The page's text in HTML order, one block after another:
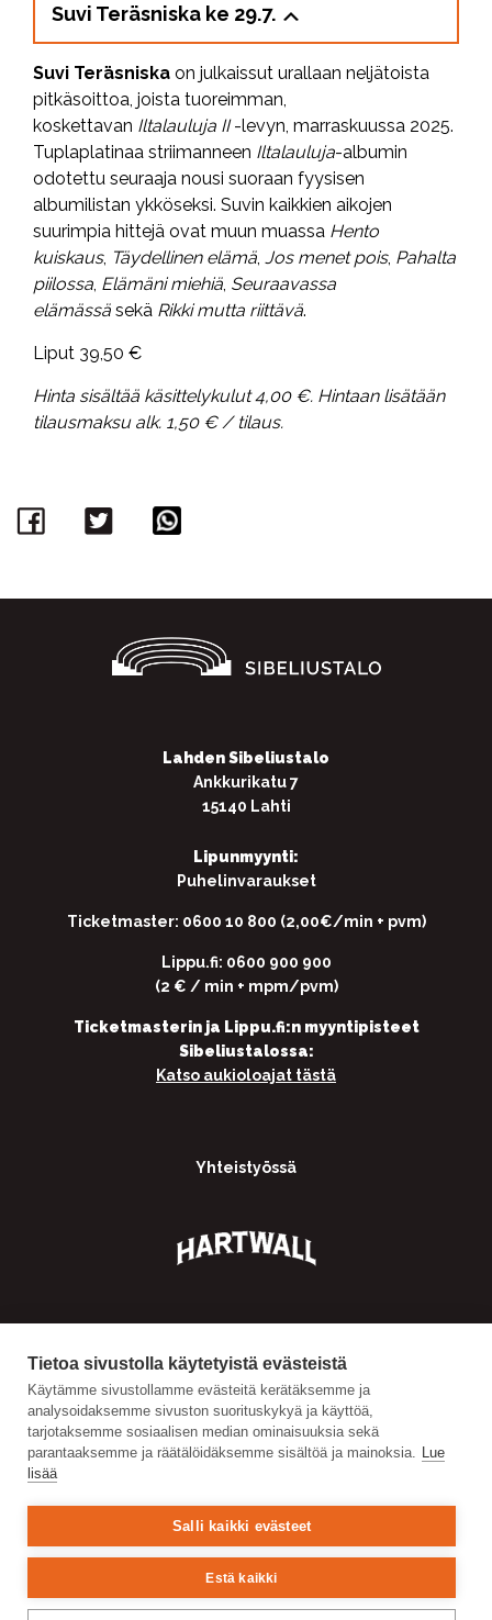
Tietoa sivustolla käytetyistä evästeistä
Käytämme sivustollamme evästeitä kerätäksemme ja
analysoidaksemme sivuston suorituskykyä ja käyttöä,
tarjotaksemme sosiaalisen median ominaisuuksia sekä
parantaaksemme ja räätälöidäksemme sisältöä ja mainoksia. Lue
lisää
Salli kaikki evästeet
Estä kaikki
Suvi Teräsniska ke 29.7.
Suvi Teräsniska on julkaissut urallaan neljätoista
pitkäsoittoa, joista tuoreimman,
koskettavan Iltalauluja II-levyn, marraskuussa 2025.
Tuplaplatinaa striimanneen Iltalauluja-albumin
odotettu seuraaja nousi suoraan fyysisen
albumilistan ykköseksi. Suvin kaikkien aikojen
suurimpia hittejä ovat muun muassa Hento
kuiskaus, Täydellinen elämä, Jos menet pois, Pahalta
piilossa, Elämäni miehiä, Seuraavassa
elämässä sekä Rikki mutta riittävä.
Liput 39,50 €
Hinta sisältää käsittelykulut 4,00 €. Hintaan lisätään
tilausmaksu alk. 1,50 € / tilaus.
Facebook
Twitter
Lahden Sibeliustalo
Ankkurikatu 7
15140 Lahti
Lipunmyynti:
Puhelinvaraukset
Ticketmaster: 0600 10 800 (2,00€/min + pvm)
Lippu.fi: 0600 900 900
(2 € / min + mpm/pvm)
Ticketmasterin ja Lippu.fi:n myyntipisteet
Sibeliustalossa:
Katso aukioloajat tästä
Yhteistyössä